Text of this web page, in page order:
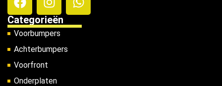
Categorieën
Voorbumpers
Achterbumpers
Voorfront
Onderplaten